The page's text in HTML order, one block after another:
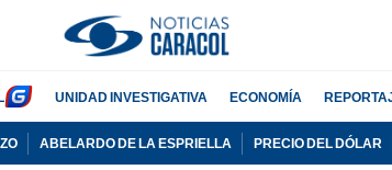
UNIDAD INVESTIGATIVA ECONOMÍA
ABELARDO DE LA ESPRIELLA PRECIO DEL DÓLAR